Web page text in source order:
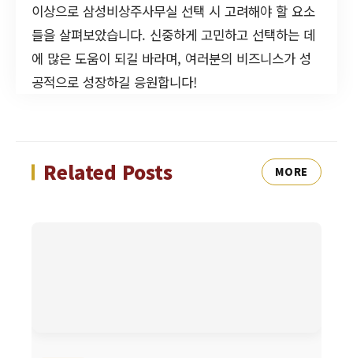
이상으로 삼성비상주사무실 선택 시 고려해야 할 요소
들을 살펴보았습니다. 신중하게 고민하고 선택하는 데
에 많은 도움이 되길 바라며, 여러분의 비즈니스가 성
공적으로 성장하길 응원합니다!
Related Posts MORE